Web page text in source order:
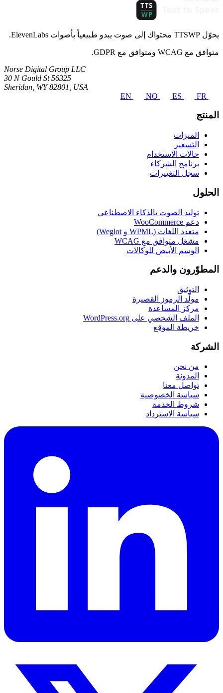
يحوّل TTSWP محتواك إلى صوت يبدو طبيعياً بأصوات ElevenLabs.
متوافق مع WCAG ومتوافق مع GDPR.
Norse Digital Group LLC
30 N Gould St 56325
Sheridan, WY 82801, USA
EN
NO ES FR
المنتج
الميزات
التسعير
حالات الاستخدام
برنامج الشركاء
سجل التغييرات
الحلول
توليد الصوت بالذكاء الاصطناعي
دعم WooCommerce
متعدد اللغات (WPML و Weglot)
مشغل متوافق مع WCAG
الوسم الأبيض للوكالات
المطوّرون والدعم
التوثيق
مولّد الرموز القصيرة
مركز المساعدة
الملف الشخصي على WordPress.org
خريطة الموقع
الشركة
من نحن
المدونة
تواصل معنا
سياسة الخصوصية
شروط الخدمة
سياسة الاسترداد